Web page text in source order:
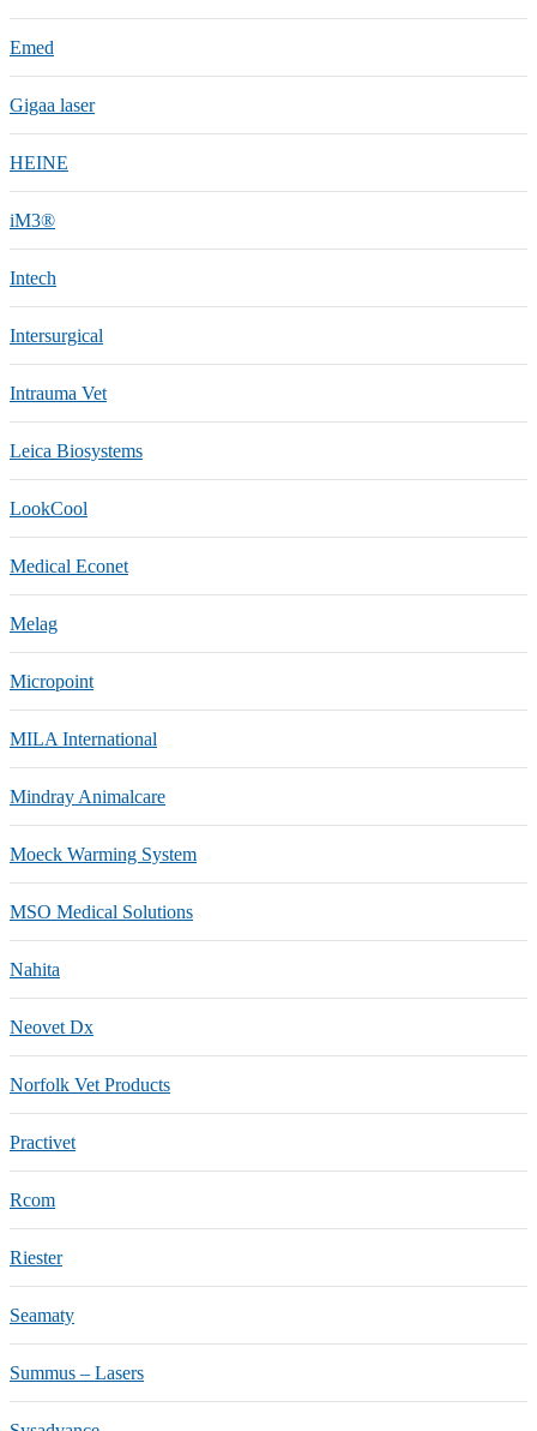
Emed
Gigaa laser
HEINE
iM3®️
Intech
Intersurgical
Intrauma Vet
Leica Biosystems
LookCool
Medical Econet
Melag
Micropoint
MILA International
Mindray Animalcare
Moeck Warming System
MSO Medical Solutions
Nahita
Neovet Dx
Norfolk Vet Products
Practivet
Rcom
Riester
Seamaty
Summus – Lasers